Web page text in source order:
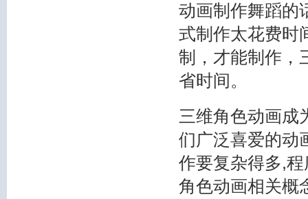
动画制作舞蹈的
式制作太花费时
制，才能制作，
省时间。
三维角色动画成
们广泛喜爱的动
作要复杂得多,
角色动画相关概